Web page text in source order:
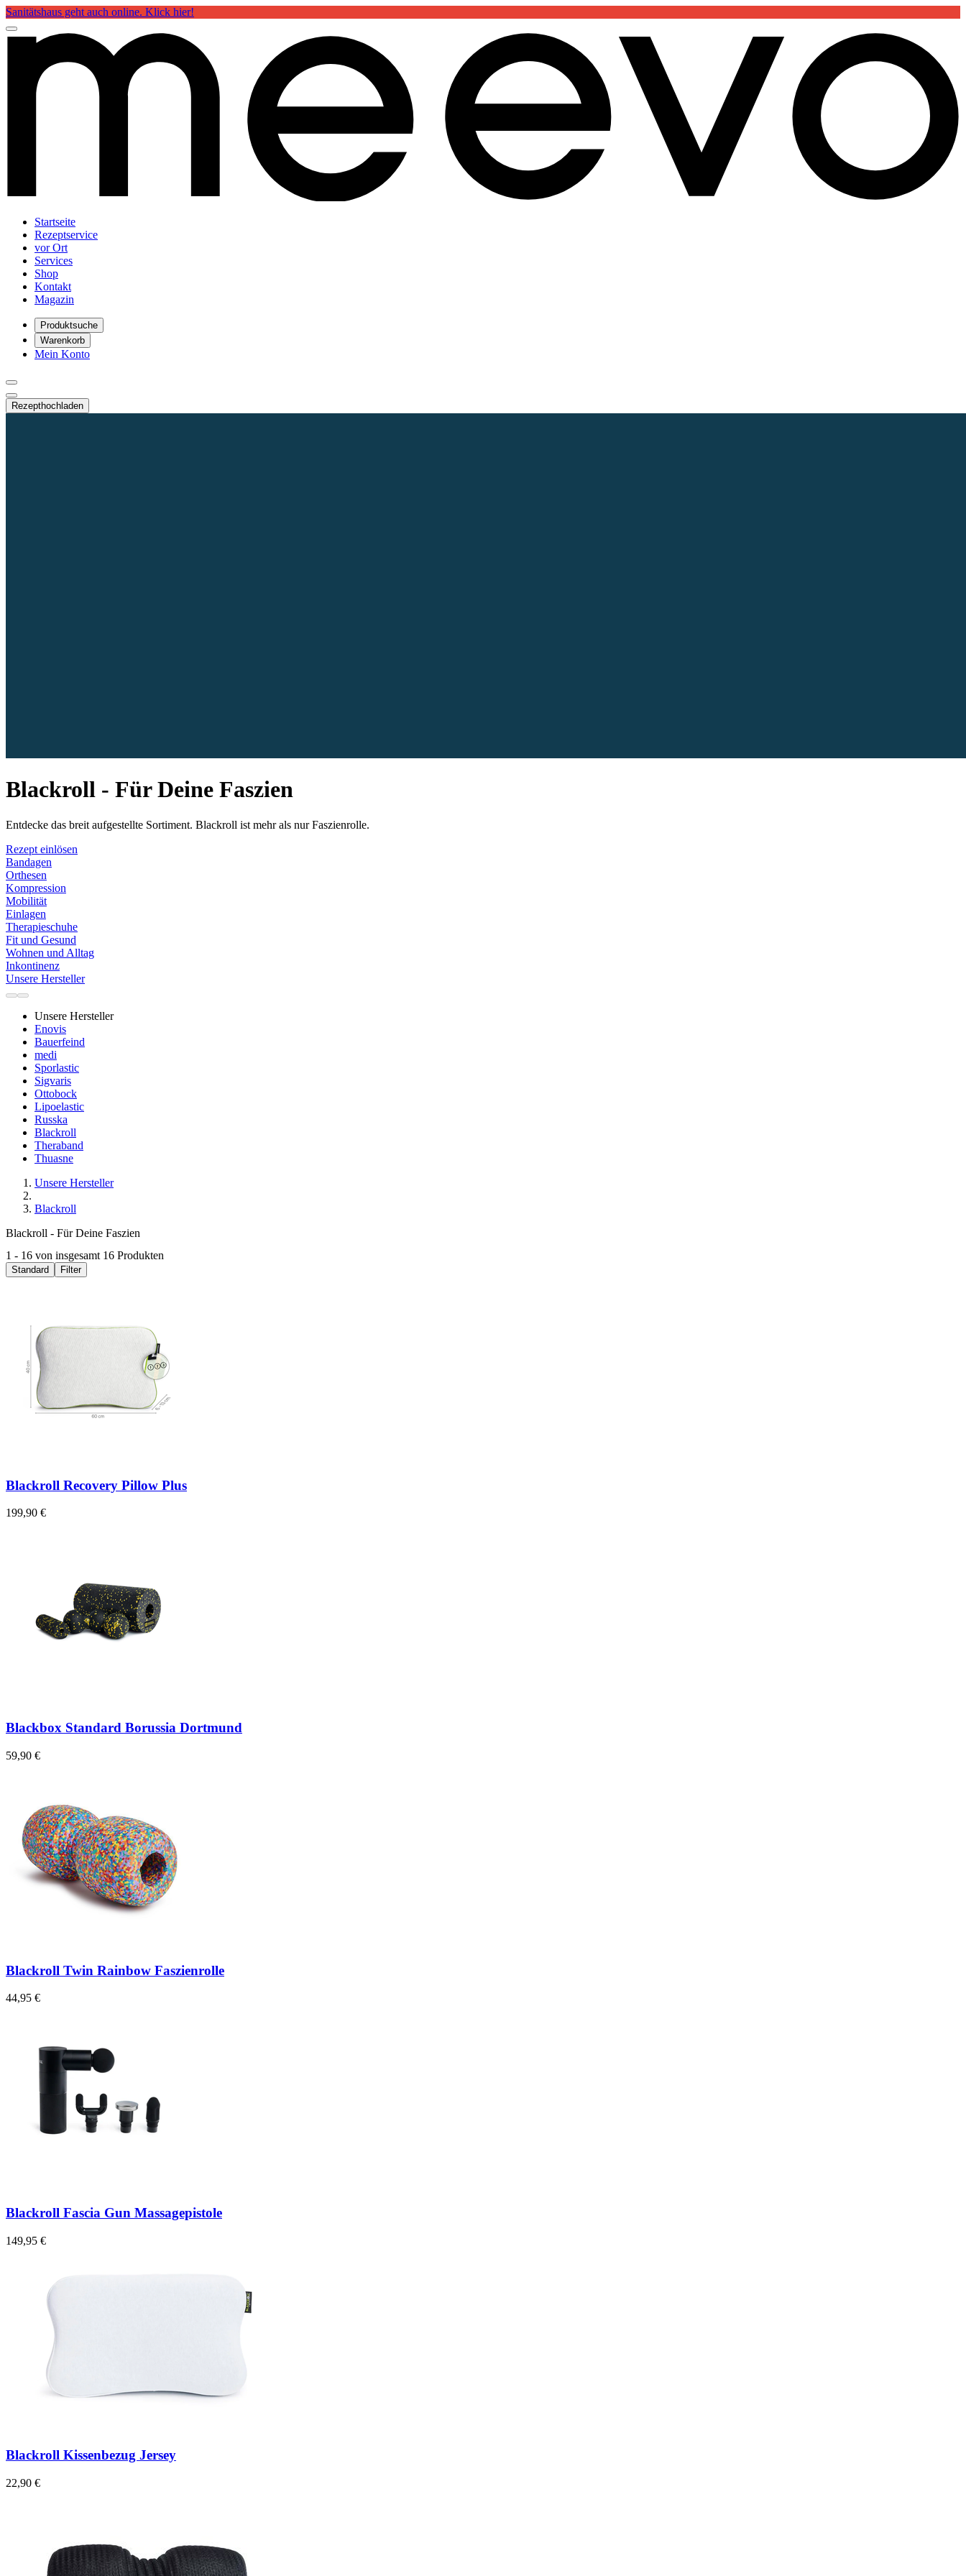
Sanitätshaus geht auch online. Klick hier!
Startseite
Rezeptservice
vor Ort
Services
Shop
Kontakt
Magazin
Produktsuche
Warenkorb
Mein Konto
Rezepthochladen
Blackroll - Für Deine Faszien
Entdecke das breit aufgestellte Sortiment. Blackroll ist mehr als nur Faszienrolle.
Rezept einlösen
Bandagen
Orthesen
Kompression
Mobilität
Einlagen
Therapieschuhe
Fit und Gesund
Wohnen und Alltag
Inkontinenz
Unsere Hersteller
Unsere Hersteller
Enovis
Bauerfeind
medi
Sporlastic
Sigvaris
Ottobock
Lipoelastic
Russka
Blackroll
Theraband
Thuasne
Unsere Hersteller
Blackroll
Blackroll - Für Deine Faszien
1 - 16 von insgesamt 16 Produkten
Standard Filter
Blackroll Recovery Pillow Plus
199,90 €
Blackbox Standard Borussia Dortmund
59,90 €
Blackroll Twin Rainbow Faszienrolle
44,95 €
Blackroll Fascia Gun Massagepistole
149,95 €
Blackroll Kissenbezug Jersey
22,90 €